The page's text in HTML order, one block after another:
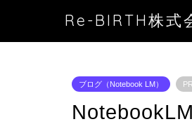
Re-BIRTH株式
ブログ（Notebook LM） PR